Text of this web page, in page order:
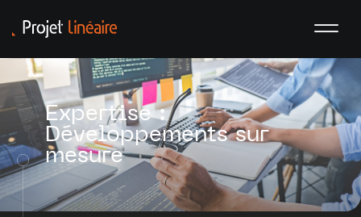
Expertise :
Développements sur
mesure